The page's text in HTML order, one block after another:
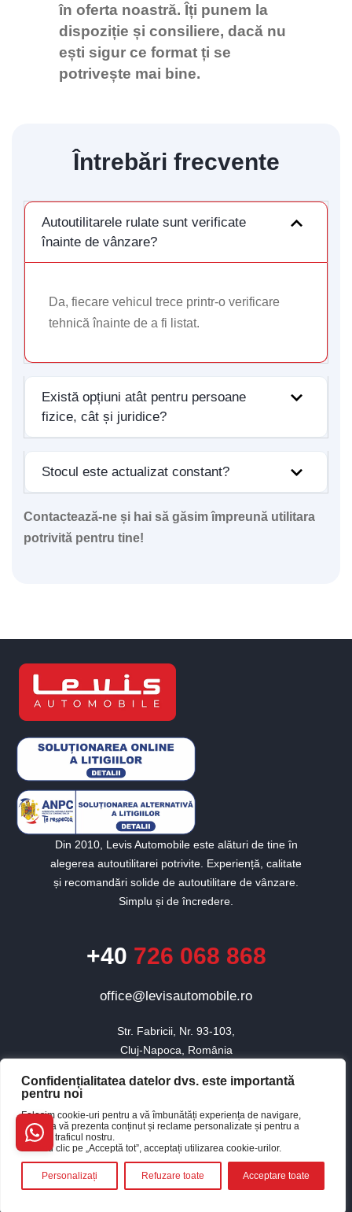
Confidențialitatea datelor dvs. este importantă
pentru noi
Folosim cookie-uri pentru a vă îmbunătăți experiența de navigare,
pentru a vă prezenta conținut și reclame personalizate și pentru a
analiza traficul nostru.
Făcând clic pe „Acceptă tot”, acceptați utilizarea cookie-urilor.
Personalizați Refuzare toate Acceptare toate
în oferta noastră. Îți punem la
dispoziție și consiliere, dacă nu
ești sigur ce format ți se
potrivește mai bine.
Întrebări frecvente
Autoutilitarele rulate sunt verificate
înainte de vânzare?
Da, fiecare vehicul trece printr-o verificare
tehnică înainte de a fi listat.
Există opțiuni atât pentru persoane
fizice, cât și juridice?
Stocul este actualizat constant?
Contactează-ne și hai să găsim împreună utilitara
potrivită pentru tine!
Din 2010, Levis Automobile este alături de tine în
alegerea autoutilitarei potrivite. Experiență, calitate
și recomandări solide de autoutilitare de vânzare.
Simplu și de încredere.
+40 726 068 868
office@levisautomobile.ro
Str. Fabricii, Nr. 93-103,
Cluj-Napoca, România
© 2010 - 2026 Toate drepturile rezervate Levis Automobile.
Website realizat de Baboon
Buna, cum te pot ajuta?